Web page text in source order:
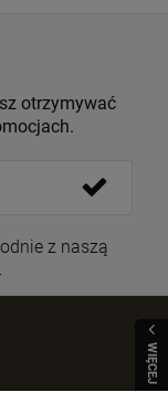
WIĘCEJ
otrzymywać
z naszą